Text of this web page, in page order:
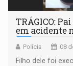
TRÁGICO:
em acidente
Polícia 08
Filho dele foi